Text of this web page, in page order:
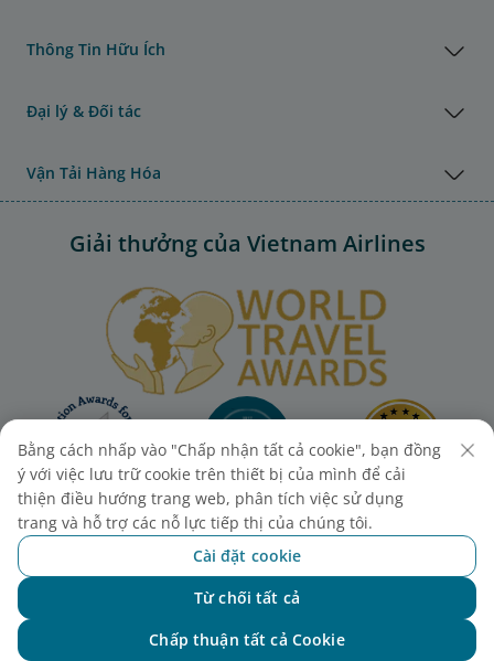
Thông Tin Hữu Ích
Đại lý & Đối tác
Vận Tải Hàng Hóa
Giải thưởng của Vietnam Airlines
Bằng cách nhấp vào "Chấp nhận tất cả cookie", bạn đồng
ý với việc lưu trữ cookie trên thiết bị của mình để cải
thiện điều hướng trang web, phân tích việc sử dụng
trang và hỗ trợ các nỗ lực tiếp thị của chúng tôi.
Cài đặt cookie
Từ chối tất cả
Chấp thuận tất cả Cookie